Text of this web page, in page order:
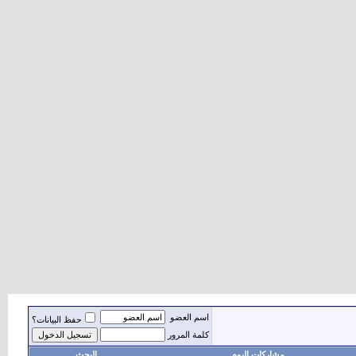
اسم العضو
حفظ البيانات؟
كلمة المرور